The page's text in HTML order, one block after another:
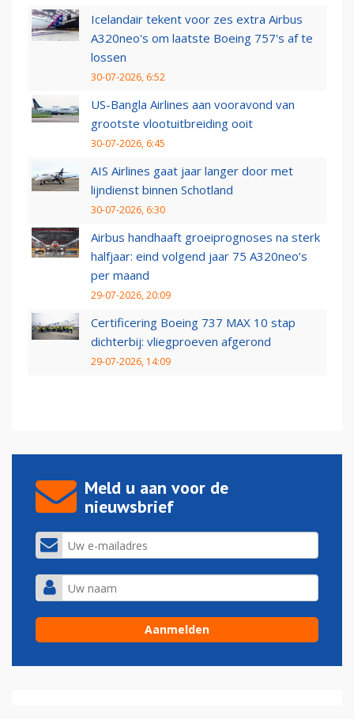
Icelandair tekent voor zes extra Airbus
A320neo's om laatste Boeing 757's af te
lossen
30-07-2026, 6:52
US-Bangla Airlines aan vooravond van
grootste vlootuitbreiding ooit
30-07-2026, 6:45
AIS Airlines gaat jaar langer door met
lijndienst binnen Schotland
30-07-2026, 6:30
Airbus handhaaft groeiprognoses na sterk
halfjaar: eind volgend jaar 75 A320neo’s
per maand
29-07-2026, 20:09
Certificering Boeing 737 MAX 10 stap
dichterbij: vliegproeven afgerond
29-07-2026, 14:09
Meld u aan voor de
nieuwsbrief